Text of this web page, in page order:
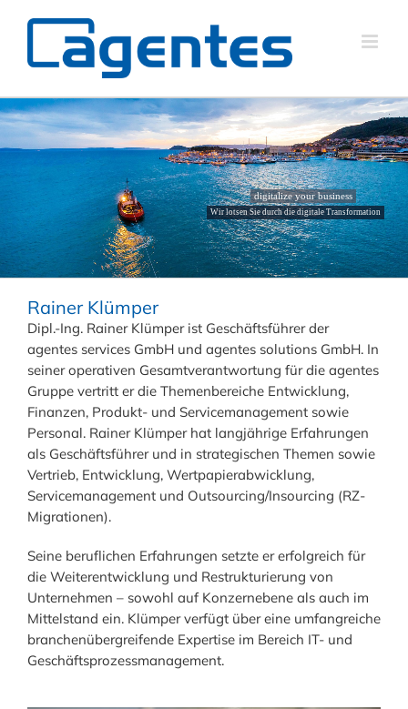
digitalize your business
Wir lotsen Sie durch die digitale Transformation
Rainer Klümper
Dipl.-Ing. Rainer Klümper ist Geschäftsführer der
agentes services GmbH und agentes solutions GmbH. In
seiner operativen Gesamtverantwortung für die agentes
Gruppe vertritt er die Themenbereiche Entwicklung,
Finanzen, Produkt- und Servicemanagement sowie
Personal. Rainer Klümper hat langjährige Erfahrungen
als Geschäftsführer und in strategischen Themen sowie
Vertrieb, Entwicklung, Wertpapierabwicklung,
Servicemanagement und Outsourcing/Insourcing (RZ-
Migrationen).
Seine beruflichen Erfahrungen setzte er erfolgreich für
die Weiterentwicklung und Restrukturierung von
Unternehmen – sowohl auf Konzernebene als auch im
Mittelstand ein. Klümper verfügt über eine umfangreiche
branchenübergreifende Expertise im Bereich IT- und
Geschäftsprozessmanagement.